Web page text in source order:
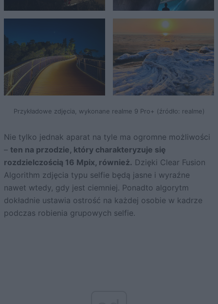
Przykładowe zdjęcia, wykonane realme 9 Pro+ (źródło: realme)
Nie tylko jednak aparat na tyle ma ogromne możliwości
– ten na przodzie, który charakteryzuje się
rozdzielczością 16 Mpix, również. Dzięki Clear Fusion
Algorithm zdjęcia typu selfie będą jasne i wyraźne
nawet wtedy, gdy jest ciemniej. Ponadto algorytm
dokładnie ustawia ostrość na każdej osobie w kadrze
podczas robienia grupowych selfie.